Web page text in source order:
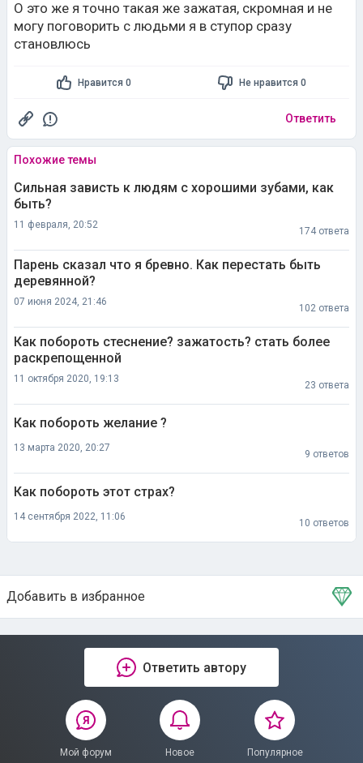
О это же я точно такая же зажатая, скромная и не
могу поговорить с людьми я в ступор сразу
становлюсь
Нравится 0 Не нравится 0
Ответить
Похожие темы
Сильная зависть к людям с хорошими зубами, как
быть?
11 февраля, 20:52
174 ответа
Парень сказал что я бревно. Как перестать быть
деревянной?
07 июня 2024, 21:46
102 ответа
Как побороть стеснение? зажатость? стать более
раскрепощенной
11 октября 2020, 19:13
23 ответа
Как побороть желание ?
13 марта 2020, 20:27
9 ответов
Как побороть этот страх?
14 сентября 2022, 11:06
10 ответов
Добавить в избранное
Тема в избранном
Ответить автору
Мой форум Новое Популярное